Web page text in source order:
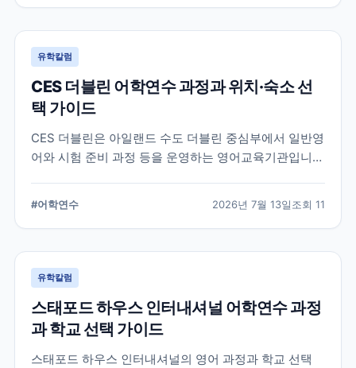
유학칼럼
CES 더블린 어학연수 과정과 위치·숙소 선
택 가이드
CES 더블린은 아일랜드 수도 더블린 중심부에서 일반영
어와 시험 준비 과정 등을 운영하는 영어교육기관입니
#어학연수 2026년 7월 13일조회 11
유학칼럼
스태포드 하우스 인터내셔널 어학연수 과정
과 학교 선택 가이드
스태포드 하우스 인터내셔널의 영어 과정과 학교 선택